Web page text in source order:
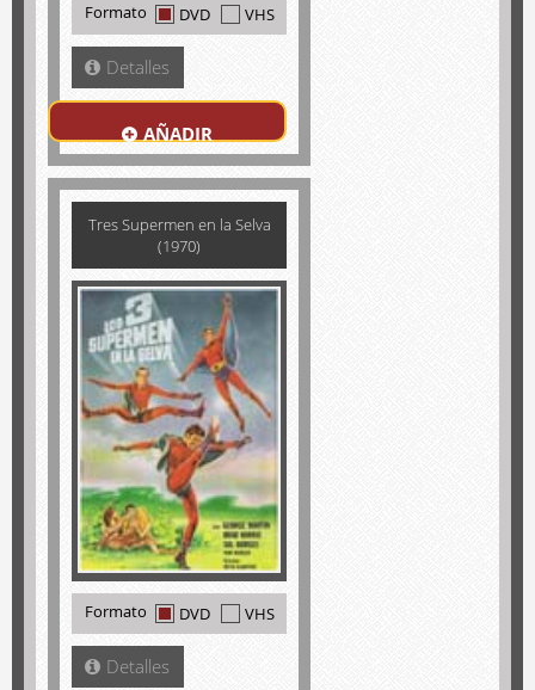
Formato DVD VHS
Detalles
AÑADIR
Tres Supermen en la Selva
(1970)
Formato DVD VHS
Detalles